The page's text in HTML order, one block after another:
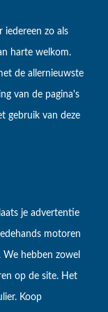
iedereen zo als
harte welkom.
de allernieuwste
van de pagina's
gebruik van deze
je advertentie
motoren
hebben zowel
op de site. Het
Koop